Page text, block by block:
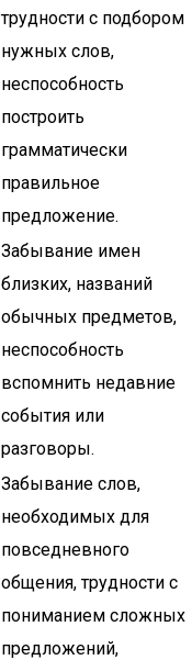
трудности с подбором
нужных слов,
неспособность
построить
грамматически
правильное
предложение.
Забывание имен
близких, названий
обычных предметов,
неспособность
вспомнить недавние
события или
разговоры.
Забывание слов,
необходимых для
повседневного
общения, трудности с
пониманием сложных
предложений,